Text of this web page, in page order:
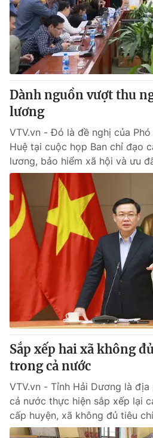
Dành nguồn vượt thu
lương
VTV.vn - Đó là đề nghị của
Huệ tại cuộc họp Ban chỉ đạo
lương, bảo hiểm xã hội và ưu
Sắp xếp hai xã không
trong cả nước
VTV.vn - Tỉnh Hải Dương là
cả nước thực hiện sắp xếp lại
cấp huyện, xã không đủ tiêu